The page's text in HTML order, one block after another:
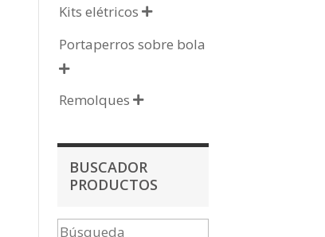
Kits elétricos 
Portaperros sobre bola

Remolques 
BUSCADOR
PRODUCTOS